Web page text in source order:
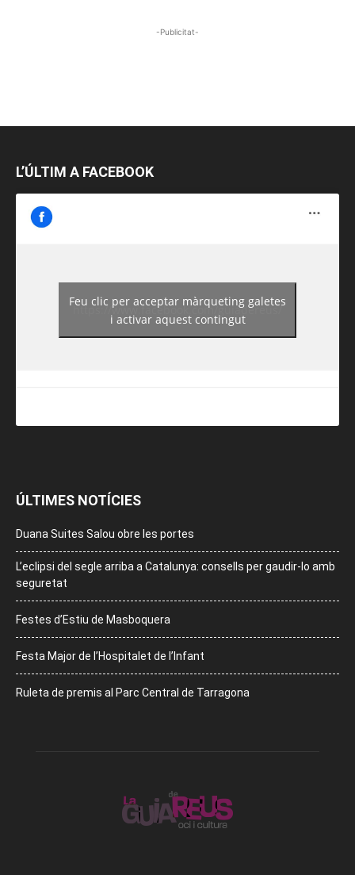
-Publicitat-
L’ÚLTIM A FACEBOOK
https://www.facebook.com/guiadereus/
Feu clic per acceptar màrqueting galetes
i activar aquest contingut
ÚLTIMES NOTÍCIES
Duana Suites Salou obre les portes
L’eclipsi del segle arriba a Catalunya: consells per gaudir-lo amb
seguretat
Festes d’Estiu de Masboquera
Festa Major de l’Hospitalet de l’Infant
Ruleta de premis al Parc Central de Tarragona